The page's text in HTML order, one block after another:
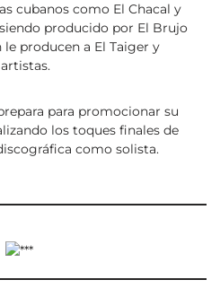
cubanos como El Chacal y
producido por El Brujo
producen a El Taiger y
para promocionar su
los toques finales de
como solista.